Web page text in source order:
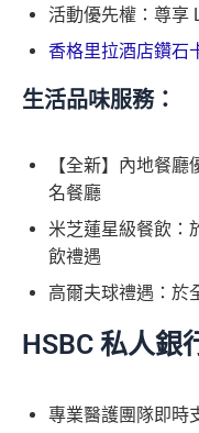
活動優先權：尊享
香格里拉酒店鑽石
生活品味服務：
【全新】內地餐
名餐廳
米芝蓮星級餐飲：
飲禮遇
高爾夫球禮遇：於
HSBC 私人銀
專業醫護團隊即時